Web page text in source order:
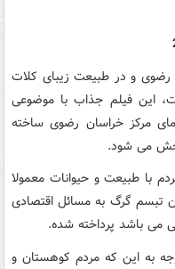
و در طبیعت زیبای کلات
این فیلم جذاب با موضوعی
مرکز خراسان رضوی ساخته
با طبیعت و حیوانات معمولا
تبسم گرگ به مسائل اقتصادی
می باشد پرداخته شده.
به این‌ که مردم کوهستان و